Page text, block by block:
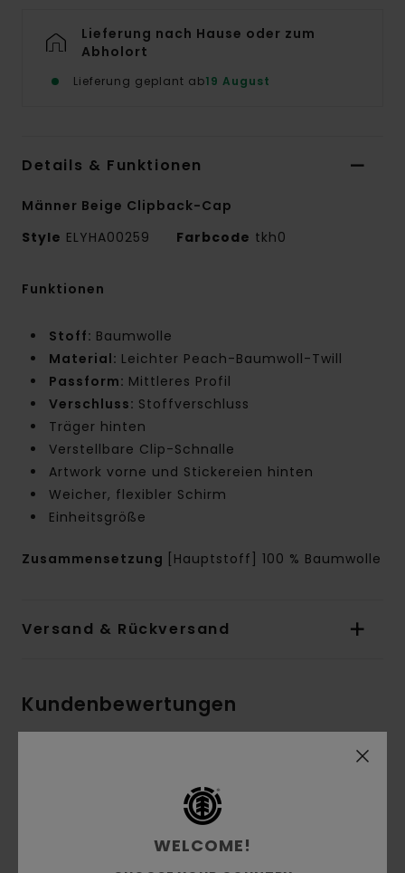
Lieferung nach Hause oder zum
Abholort
Lieferung geplant ab19 August
Details & Funktionen
Männer Beige Clipback-Cap
Style ELYHA00259 Farbcode tkh0
Funktionen
Stoff: Baumwolle
Material: Leichter Peach-Baumwoll-Twill
Passform: Mittleres Profil
Verschluss: Stoffverschluss
Träger hinten
Verstellbare Clip-Schnalle
Artwork vorne und Stickereien hinten
Weicher, flexibler Schirm
Einheitsgröße
Zusammensetzung [Hauptstoff] 100 % Baumwolle
Versand & Rückversand
Kundenbewertungen
3.0
WELCOME!